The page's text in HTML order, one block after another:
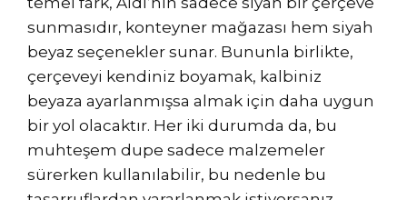
sunmasıdır, konteyner mağazası hem siyah
beyaz seçenekler sunar. Bununla birlikte,
çerçeveyi kendiniz boyamak, kalbiniz
beyaza ayarlanmışsa almak için daha uygun
bir yol olacaktır. Her iki durumda da, bu
muhteşem dupe sadece malzemeler
sürerken kullanılabilir, bu nedenle bu